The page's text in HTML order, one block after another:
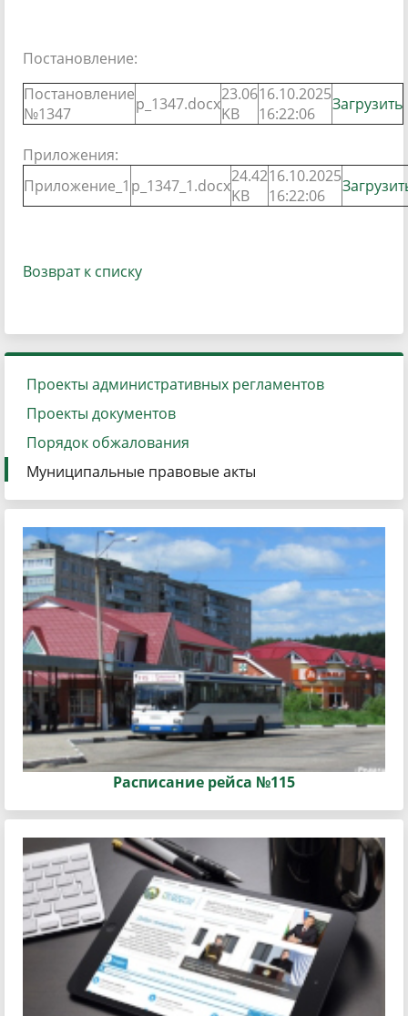
Постановление:
Постановление
№1347
p_1347.docx23.06
KB
16.10.2025
16:22:06
Загрузить
Приложения:
Приложение_1 p_1347_1.docx24.42
KB
16.10.2025
16:22:06
Возврат к списку
Проекты административных регламентов
Проекты документов
Порядок обжалования
Муниципальные правовые акты
Расписание рейса №115